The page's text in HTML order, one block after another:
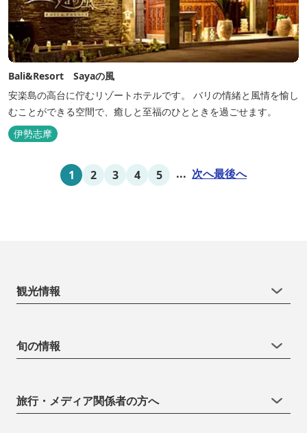
Bali&Resort Sayaの風
安楽島の高台に佇むリゾートホテルです。 バリの情緒と風情を愉し
むことができる空間で、癒しと至福のひとときを過ごせます。
伊勢志摩
1 2 3 4 5 ... 次へ最後へ
観光情報
旬の情報
旅行・メディア関係者の方へ